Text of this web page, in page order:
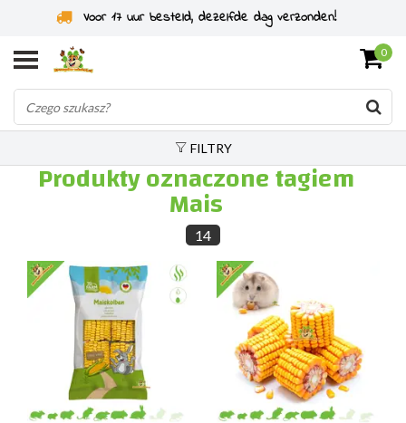
Voor 17 uur besteld, dezelfde dag verzonden!
0
FILTRY
Produkty oznaczone tagiem
Mais
14